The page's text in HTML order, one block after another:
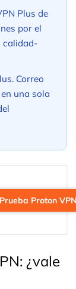
Plus de
por el
calidad-
Correo
una sola
Prueba Proton
¿vale